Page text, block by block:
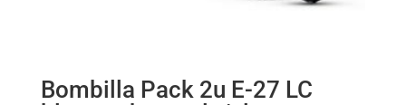
Bombilla Pack 2u E-27 LC